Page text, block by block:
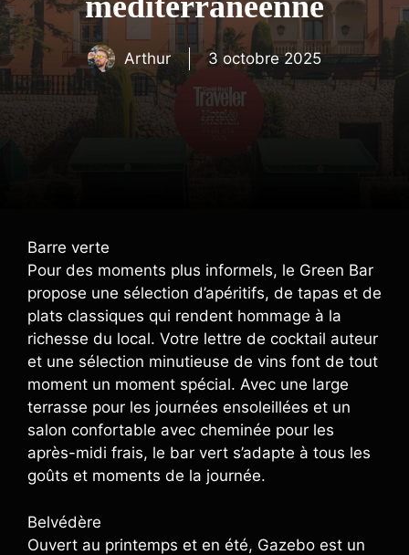
Arthur 3 octobre 2025
Barre verte
Pour des moments plus informels, le Green Bar
propose une sélection d’apéritifs, de tapas et de
plats classiques qui rendent hommage à la
richesse du local. Votre lettre de cocktail auteur
et une sélection minutieuse de vins font de tout
moment un moment spécial. Avec une large
terrasse pour les journées ensoleillées et un
salon confortable avec cheminée pour les
après-midi frais, le bar vert s’adapte à tous les
goûts et moments de la journée.
Belvédère
Ouvert au printemps et en été, Gazebo est un